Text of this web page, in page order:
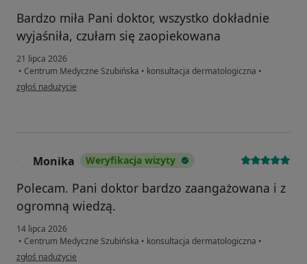
Bardzo miła Pani doktor, wszystko dokładnie
wyjaśniła, czułam się zaopiekowana
21 lipca 2026
• Centrum Medyczne Szubińska • konsultacja dermatologiczna •
w opinii użytkownika Marzena
zgłoś nadużycie
Monika Weryfikacja wizyty
Polecam. Pani doktor bardzo zaangażowana i z
ogromną wiedzą.
14 lipca 2026
• Centrum Medyczne Szubińska • konsultacja dermatologiczna •
w opinii użytkownika Monika
zgłoś nadużycie